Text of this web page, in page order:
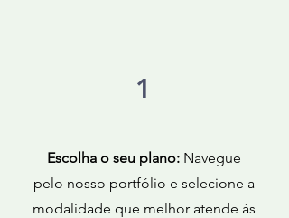
1
Escolha o seu plano: Navegue
pelo nosso portfólio e selecione a
modalidade que melhor atende às